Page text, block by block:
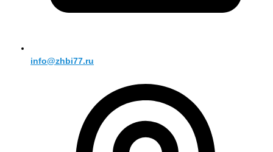
info@zhbi77.ru